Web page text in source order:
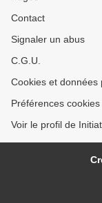
Contact
Signaler un abus
C.G.U.
Cookies et données
Préférences cookies
Voir le profil de